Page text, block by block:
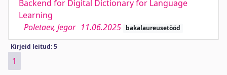
Backend for Digital Dictionary for Language
Learning
Poletaev, Jegor 11.06.2025 bakalaureusetööd
Kirjeid leitud: 5
1